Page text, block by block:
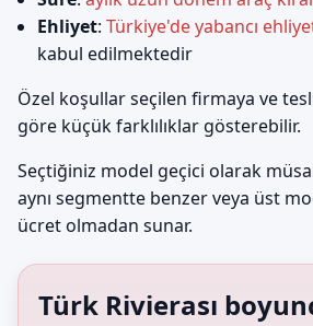
Ehliyet: Türkiye'de yabancı
kabul edilmektedir
Özel koşullar seçilen firmaya ve
göre küçük farklılıklar gösterebilir.
Seçtiğiniz model geçici olarak
aynı segmentte benzer veya üst
ücret olmadan sunar.
Türk Rivierası